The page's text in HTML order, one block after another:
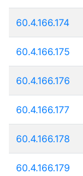
60.4.166.174
60.4.166.175
60.4.166.176
60.4.166.177
60.4.166.178
60.4.166.179